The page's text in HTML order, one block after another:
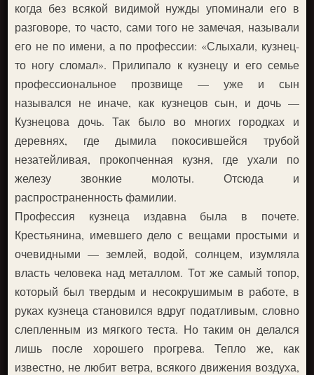
когда без всякой видимой нужды упоминали его в
разговоре, то часто, сами того не замечая, называли
его не по имени, а по профессии: «Слыхали, кузнец-
то ногу сломал». Прилипало к кузнецу и его семье
профессиональное прозвище — уже и сын
назывался не иначе, как кузнецов сын, и дочь —
Кузнецова дочь. Так было во многих городках и
деревнях, где дымила покосившейся трубой
незатейливая, прокопченная кузня, где ухали по
железу звонкие молоты. Отсюда и
распространенность фамилии.
Профессия кузнеца издавна была в почете.
Крестьянина, имевшего дело с вещами простыми и
очевидными — землей, водой, солнцем, изумляла
власть человека над металлом. Тот же самый топор,
который был твердым и несокрушимым в работе, в
руках кузнеца становился вдруг податливым, словно
слепленным из мягкого теста. Но таким он делался
лишь после хорошего прогрева. Тепло же, как
известно, не любит ветра, всякого движения воздуха,